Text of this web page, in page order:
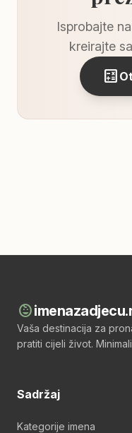
Isprobajte
kreirajte
calculate
child_care
Vaša destinacija za
pratiti cijeli život.
Sadržaj
Kategorije imena